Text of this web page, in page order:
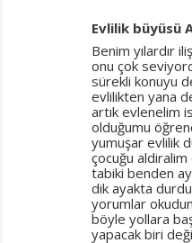
Evlilik büyüsü
Benim yılardır
onu çok
sürekli konuyu
evlilikten yana
artık evlenelim
olduğumu
yumuşar evlilik
çocuğu
tabiki benden
dik ayakta
yorumlar
böyle yollara
yapacak biri